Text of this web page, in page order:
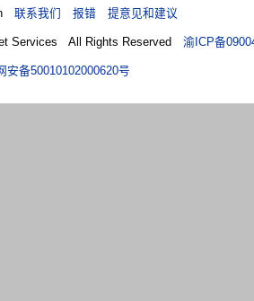
联系我们 报错 提意见和建议
Services All Rights Reserved渝ICP备
安备50010102000620号